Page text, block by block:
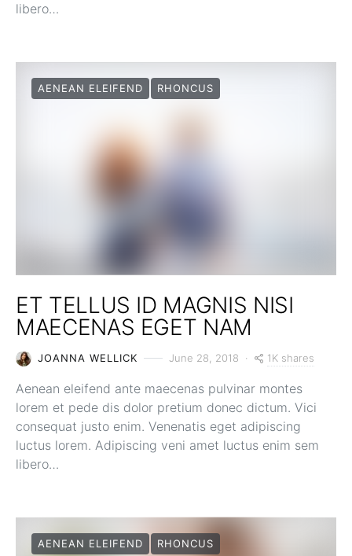
libero…
AENEAN ELEIFEND RHONCUS
ET TELLUS ID MAGNIS NISI
MAECENAS EGET NAM
JOANNA WELLICK June 28, 2018 1K shares
Aenean eleifend ante maecenas pulvinar montes
lorem et pede dis dolor pretium donec dictum. Vici
consequat justo enim. Venenatis eget adipiscing
luctus lorem. Adipiscing veni amet luctus enim sem
libero…
AENEAN ELEIFEND RHONCUS